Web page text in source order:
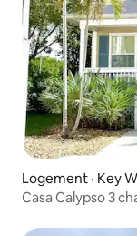
Logement · Key
Casa Calypso 3